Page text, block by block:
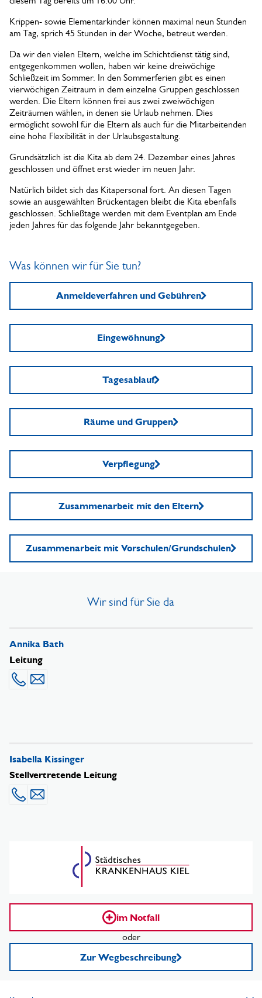
Krippen- sowie Elementarkinder können maximal neun Stunden
am Tag, sprich 45 Stunden in der Woche, betreut werden.
Da wir den vielen Eltern, welche im Schichtdienst tätig sind,
entgegenkommen wollen, haben wir keine dreiwöchige
Schließzeit im Sommer. In den Sommerferien gibt es einen
vierwöchigen Zeitraum in dem einzelne Gruppen geschlossen
werden. Die Eltern können frei aus zwei zweiwöchigen
Zeiträumen wählen, in denen sie Urlaub nehmen. Dies
ermöglicht sowohl für die Eltern als auch für die Mitarbeitenden
eine hohe Flexibilität in der Urlaubsgestaltung.
Grundsätzlich ist die Kita ab dem 24. Dezember eines Jahres
geschlossen und öffnet erst wieder im neuen Jahr.
Natürlich bildet sich das Kitapersonal fort. An diesen Tagen
sowie an ausgewählten Brückentagen bleibt die Kita ebenfalls
geschlossen. Schließtage werden mit dem Eventplan am Ende
jeden Jahres für das folgende Jahr bekanntgegeben.
Was können wir für Sie tun?
Anmeldeverfahren und Gebühren
Eingewöhnung
Tagesablauf
Räume und Gruppen
Verpflegung
Zusammenarbeit mit den Eltern
Zusammenarbeit mit Vorschulen/Grundschulen
Wir sind für Sie da
Annika Bath
Leitung
0431 1697-4061
Mail senden
Isabella Kissinger
Stellvertretende Leitung
0431 1697-4060
Mail senden
im Notfall
oder
Zur Wegbeschreibung